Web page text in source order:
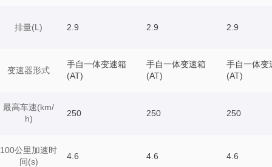
排量(L)
变速器形式
最高车速(km/
h)
100公里加速时
间(s)
2.9 2.9 2.9
手自一体变速箱
(AT)
手自一体变速箱
(AT)
手自一体变
(AT)
250 250 250
4.6 4.6 4.6